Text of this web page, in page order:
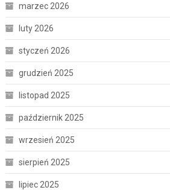
marzec 2026
luty 2026
styczeń 2026
grudzień 2025
listopad 2025
październik 2025
wrzesień 2025
sierpień 2025
lipiec 2025